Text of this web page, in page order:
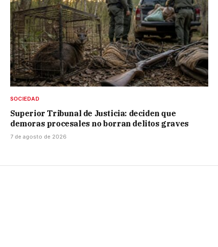
SOCIEDAD
Superior Tribunal de Justicia: deciden que
demoras procesales no borran delitos graves
7 de agosto de 2026